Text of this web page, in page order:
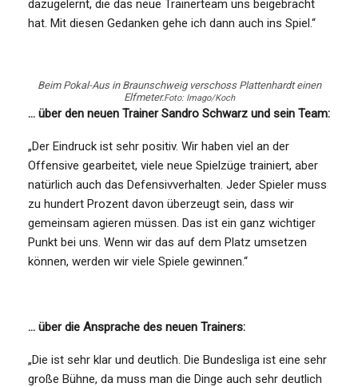
dazugelernt, die das neue Trainerteam uns beigebracht
hat. Mit diesen Gedanken gehe ich dann auch ins Spiel.“
Beim Pokal-Aus in Braunschweig verschoss Plattenhardt einen
Elfmeter.Foto: Imago/Koch
… über den neuen Trainer Sandro Schwarz und sein Team:
„Der Eindruck ist sehr positiv. Wir haben viel an der
Offensive gearbeitet, viele neue Spielzüge trainiert, aber
natürlich auch das Defensivverhalten. Jeder Spieler muss
zu hundert Prozent davon überzeugt sein, dass wir
gemeinsam agieren müssen. Das ist ein ganz wichtiger
Punkt bei uns. Wenn wir das auf dem Platz umsetzen
können, werden wir viele Spiele gewinnen.“
… über die Ansprache des neuen Trainers:
„Die ist sehr klar und deutlich. Die Bundesliga ist eine sehr
große Bühne, da muss man die Dinge auch sehr deutlich